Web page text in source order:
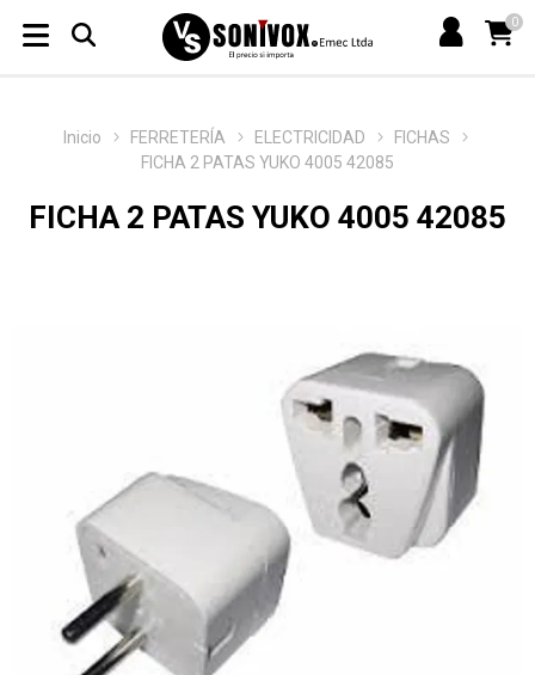
0
Inicio FERRETERÍA ELECTRICIDAD
FICHAS
FICHA 2 PATAS YUKO 4005 42085
FICHA 2 PATAS YUKO 4005 42085